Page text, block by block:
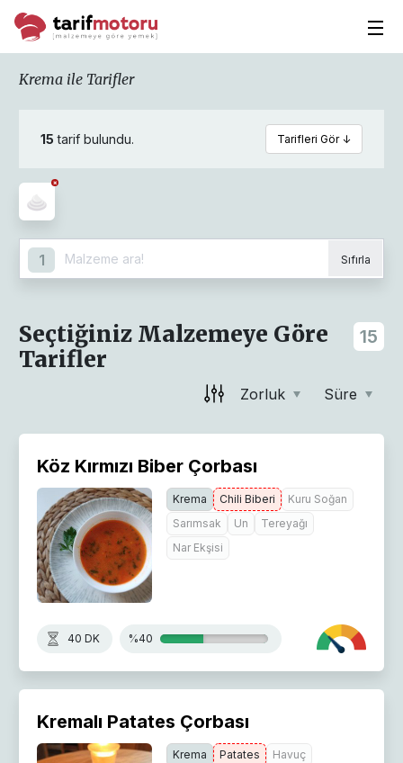
Krema ile Tarifler
15 tarif bulundu. Tarifleri Gör ↓
1 Sıfırla
Seçtiğiniz Malzemeye Göre
Tarifler
15
Zorluk Süre
Köz Kırmızı Biber Çorbası
Krema Chili Biberi
Kuru Soğan
Sarımsak
Un
Tereyağı
Nar Ekşisi
40 DK %40
Kremalı Patates Çorbası
Krema Patates
Havuç